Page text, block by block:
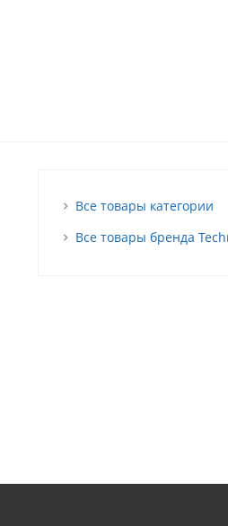
Все товары категории
Все товары бренда